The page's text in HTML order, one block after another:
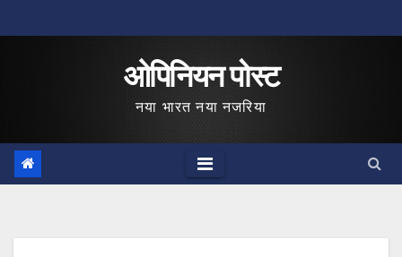
to
ओपिनियन पोस्ट
नया भारत नया नजरिया